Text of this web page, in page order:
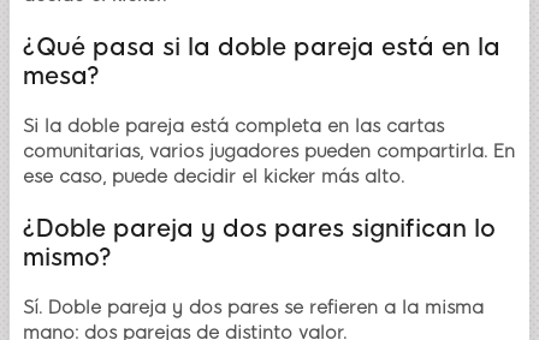
¿Qué pasa si la doble pareja está en la
mesa?
Si la doble pareja está completa en las cartas
comunitarias, varios jugadores pueden compartirla. En
ese caso, puede decidir el kicker más alto.
¿Doble pareja y dos pares significan lo
mismo?
Sí. Doble pareja y dos pares se refieren a la misma
mano: dos parejas de distinto valor.